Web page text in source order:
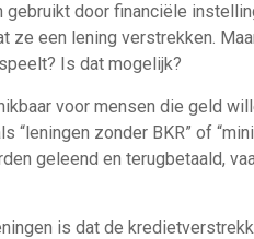
door financiële
ze een lening verstrekken.
Is dat mogelijk?
voor mensen die geld
“leningen zonder BKR” of
geleend en terugbetaald,
is dat de